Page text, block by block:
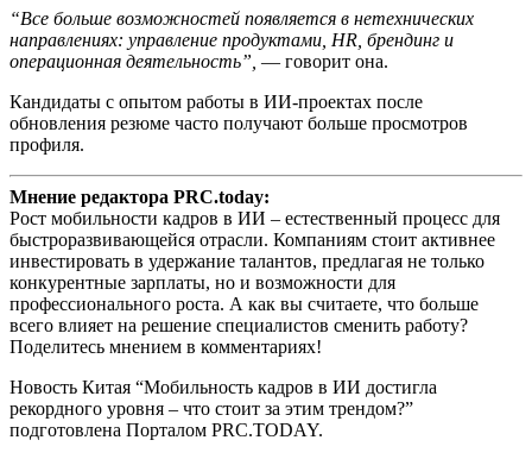
“Все больше возможностей появляется в нетехнических
направлениях: управление продуктами, HR, брендинг и
операционная деятельность”, — говорит она.
Кандидаты с опытом работы в ИИ-проектах после
обновления резюме часто получают больше просмотров
профиля.
Мнение редактора PRC.today:
Рост мобильности кадров в ИИ – естественный процесс для
быстроразвивающейся отрасли. Компаниям стоит активнее
инвестировать в удержание талантов, предлагая не только
конкурентные зарплаты, но и возможности для
профессионального роста. А как вы считаете, что больше
всего влияет на решение специалистов сменить работу?
Поделитесь мнением в комментариях!
Новость Китая “Мобильность кадров в ИИ достигла
рекордного уровня – что стоит за этим трендом?”
подготовлена Порталом PRC.TODAY.